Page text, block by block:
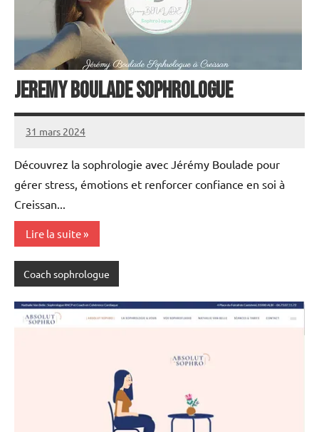
Jeremy Boulade sophrologue
31 mars 2024
annuairecoaching
Découvrez la sophrologie avec Jérémy Boulade pour
gérer stress, émotions et renforcer confiance en soi à
Creissan...
Lire la suite
Coach sophrologue